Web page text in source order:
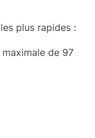
plus rapides :
de 97